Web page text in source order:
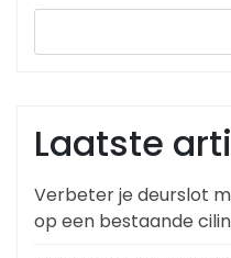
Laatste
Verbeter je deurslot
op een bestaande